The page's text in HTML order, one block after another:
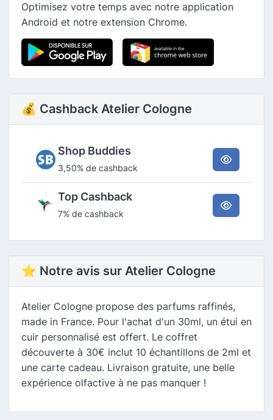
Optimisez votre temps avec notre application
Android et notre extension Chrome.
💰 Cashback Atelier Cologne
Shop Buddies
3,50% de cashback
Top Cashback
7% de cashback
⭐ Notre avis sur Atelier Cologne
Atelier Cologne propose des parfums raffinés,
made in France. Pour l'achat d'un 30ml, un étui en
cuir personnalisé est offert. Le coffret
découverte à 30€ inclut 10 échantillons de 2ml et
une carte cadeau. Livraison gratuite, une belle
expérience olfactive à ne pas manquer !